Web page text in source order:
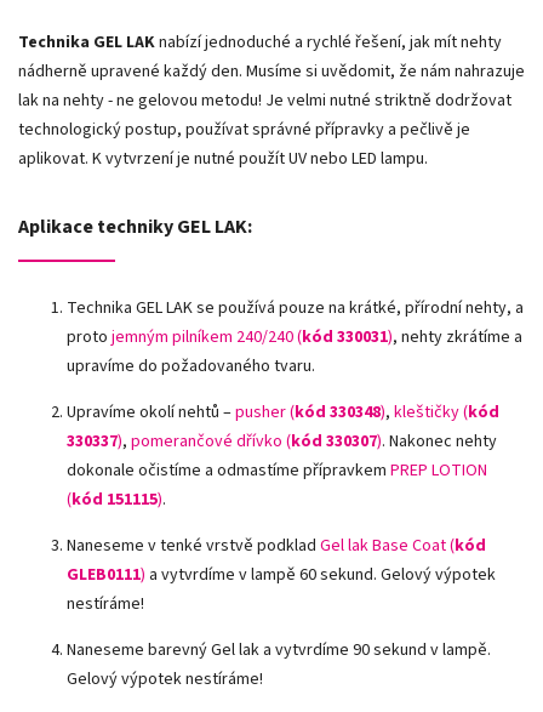
Technika GEL LAKnabízí jednoduché a rychlé řešení, jak mít nehty
nádherně upravené každý den. Musíme si uvědomit, že nám nahrazuje
lak na nehty - ne gelovou metodu! Je velmi nutné striktně dodržovat
technologický postup, používat správné přípravky a pečlivě je
aplikovat. K vytvrzení je nutné použít UV nebo LED lampu.
Aplikace techniky GEL LAK:
Technika GEL LAK se používá pouze na krátké, přírodní nehty, a
proto jemným pilníkem 240/240 (kód 330031), nehty zkrátíme a
upravíme do požadovaného tvaru.
Upravíme okolí nehtů –pusher (kód 330348), kleštičky (kód
330337), pomerančové dřívko (kód 330307). Nakonec nehty
dokonale očistíme a odmastíme přípravkem PREP LOTION
(kód 151115).
Naneseme v tenké vrstvě podklad Gel lak Base Coat (kód
GLEB0111) a vytvrdíme v lampě 60 sekund. Gelový výpotek
nestíráme!
Naneseme barevný Gel lak a vytvrdíme 90 sekund v lampě.
Gelový výpotek nestíráme!